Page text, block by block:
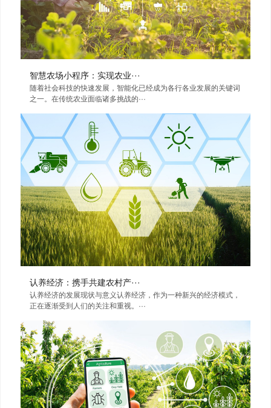
智慧农场小程序：实现农业···
随着社会科技的快速发展，智能化已经成为各行各业发展的关键词
之一。在传统农业面临诸多挑战的···
认养经济：携手共建农村产···
认养经济的发展现状与意义认养经济，作为一种新兴的经济模式，
正在逐渐受到人们的关注和重视。···